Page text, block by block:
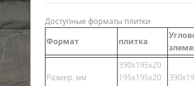
Доступные форматы плитки
Формат
плитка
Размер, мм
390x195x20
195х195х20